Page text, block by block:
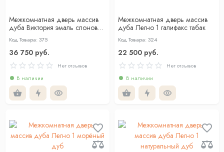
Межкомнатная дверь массив
дуба Виктория эмаль слоновая
кость со стеклом
Код Товара: 375
36 750 руб.
Нет отзывов
В наличии
Межкомнатная дверь массив
дуба Легно 1 галифакс табак
Код Товара: 324
22 500 руб.
Нет отзывов
В наличии